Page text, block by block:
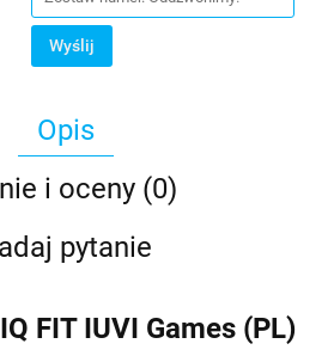
Wyślij
Opis
i oceny (0)
pytanie
FIT IUVI Games (PL)